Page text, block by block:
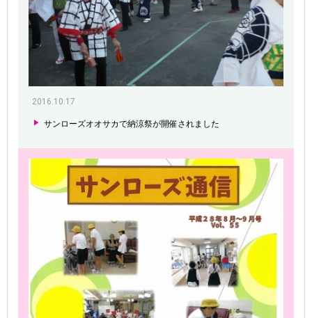
2016.10.17
サンローズオオサカで納涼祭が開催されました